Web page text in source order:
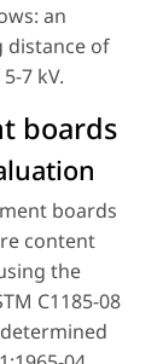
an
distance of
7 kV.
boards
boards
content
the
C1185-08